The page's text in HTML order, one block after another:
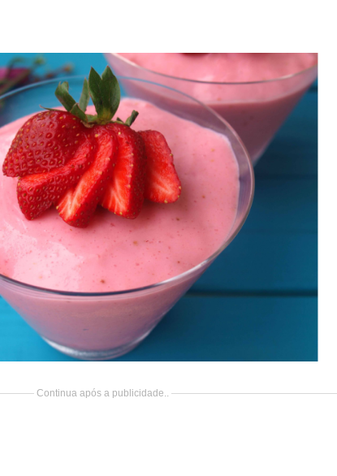
Continua após a publicidade..